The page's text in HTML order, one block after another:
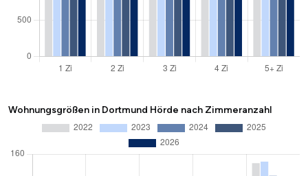
Wohnungsgrößen in Dortmund Hörde nach Zimmeranzahl